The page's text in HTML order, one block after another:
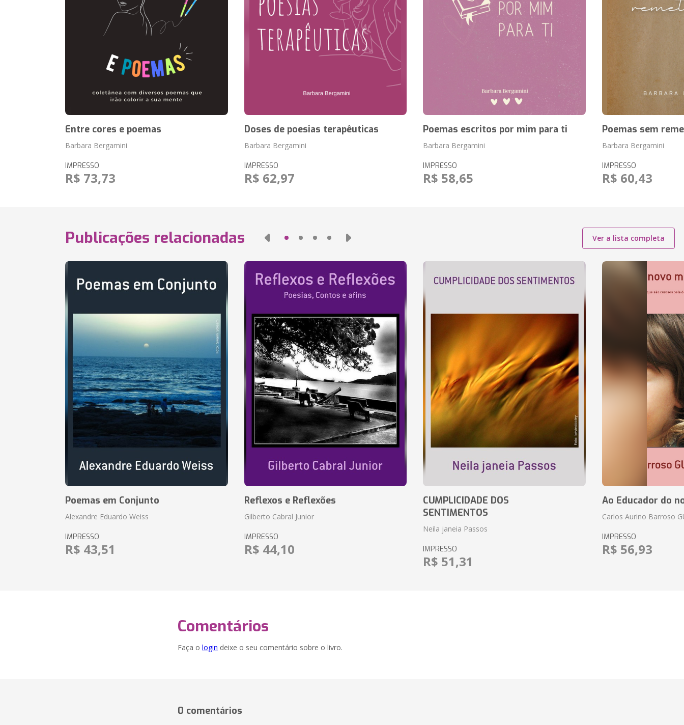
Entre cores e poemas
Barbara Bergamini
IMPRESSO
R$ 73,73
Doses de poesias terapêuticas
Barbara Bergamini
IMPRESSO
R$ 62,97
Poemas escritos por mim para ti
Barbara Bergamini
IMPRESSO
R$ 58,65
Poemas sem
Barbara Bergamini
IMPRESSO
R$ 60,43
Publicações relacionadas Ver a lista completa
Poemas em Conjunto
Alexandre Eduardo Weiss
IMPRESSO
R$ 43,51
Reflexos e Reflexões
Gilberto Cabral Junior
IMPRESSO
R$ 44,10
CUMPLICIDADE DOS
SENTIMENTOS
Neila janeia Passos
IMPRESSO
R$ 51,31
Ao Educador do
Carlos Aurino Barroso
IMPRESSO
R$ 56,93
Comentários
Faça o login deixe o seu comentário sobre o livro.
0 comentários